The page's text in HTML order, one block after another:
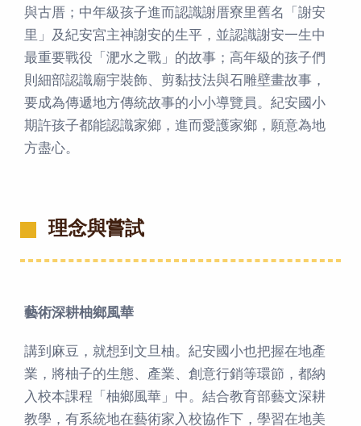
與古厝；中年級孩子進而認識謝厝寮里舊名「謝安
里」及紀安宮主神謝安的生平，並認識謝安一生中
最重要戰役「淝水之戰」的故事；高年級的孩子們
則細部認識廟宇裝飾、剪黏技法與石雕壁畫故事，
要成為傳遞地方傳統故事的小小導覽員。紀安國小
期許孩子都能認識家鄉，進而愛護家鄉，願意為地
方盡心。
理念與嘗試
藝術深耕柚鄉風華
講到麻豆，就想到文旦柚。紀安國小也把握在地產
業，將柚子的生態、產業、創意行銷等環節，都納
入校本課程「柚鄉風華」中。結合教育部藝文深耕
教學，有系統地在藝術家入校協作下，學習在地美